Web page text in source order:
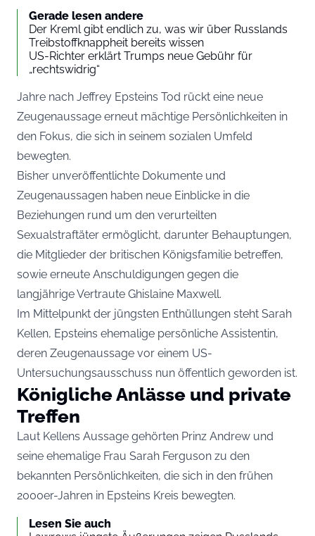
Gerade lesen andere
Der Kreml gibt endlich zu, was wir über Russlands
Treibstoffknappheit bereits wissen
US-Richter erklärt Trumps neue Gebühr für
„rechtswidrig“
Jahre nach Jeffrey Epsteins Tod rückt eine neue
Zeugenaussage erneut mächtige Persönlichkeiten in
den Fokus, die sich in seinem sozialen Umfeld
bewegten.
Bisher unveröffentlichte Dokumente und
Zeugenaussagen haben neue Einblicke in die
Beziehungen rund um den verurteilten
Sexualstraftäter ermöglicht, darunter Behauptungen,
die Mitglieder der britischen Königsfamilie betreffen,
sowie erneute Anschuldigungen gegen die
langjährige Vertraute Ghislaine Maxwell.
Im Mittelpunkt der jüngsten Enthüllungen steht Sarah
Kellen, Epsteins ehemalige persönliche Assistentin,
deren Zeugenaussage vor einem US-
Untersuchungsausschuss nun öffentlich geworden ist.
Königliche Anlässe und private
Treffen
Laut Kellens Aussage gehörten Prinz Andrew und
seine ehemalige Frau Sarah Ferguson zu den
bekannten Persönlichkeiten, die sich in den frühen
2000er-Jahren in Epsteins Kreis bewegten.
Lesen Sie auch